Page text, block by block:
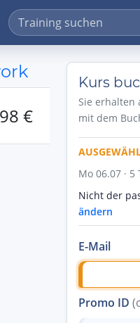
€
Kurs
Sie erhalten
mit dem
Mo 06.07 · 5
Nicht der
ändern
E-Mail
Promo ID